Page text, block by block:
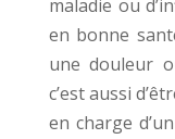
maladie ou
en bonne
une douleur
c’est aussi
en charge